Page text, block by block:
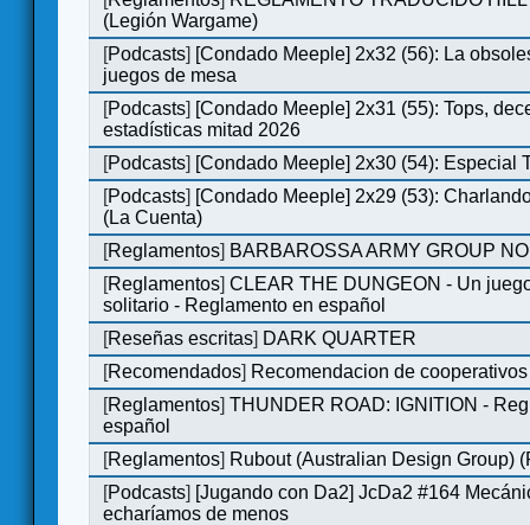
(Legión Wargame)
[Podcasts] [Condado Meeple] 2x32 (56): La
juegos de mesa
[Podcasts] [Condado Meeple] 2x31 (55): Tops,
estadísticas mitad 2026
[Podcasts] [Condado Meeple] 2x30 (54): Especial
[Podcasts] [Condado Meeple] 2x29 (53):
(La Cuenta)
[Reglamentos] BARBAROSSA ARMY GROUP
[Reglamentos]CLEAR THE DUNGEON - Un
solitario - Reglamento en español
[Reseñas escritas] DARK QUARTER
[Recomendados] Recomendacion de
[Reglamentos]THUNDER ROAD: IGNITION -
español
[Reglamentos] Rubout (Australian Design Group)
[Podcasts] [Jugando con Da2] JcDa2 #164
echaríamos de menos